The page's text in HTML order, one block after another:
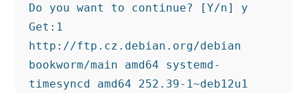
Do you want to continue? [Y/n] y
Get:1
http://ftp.cz.debian.org/debian
bookworm/main amd64 systemd-
timesyncd amd64 252.39-1~deb12u1